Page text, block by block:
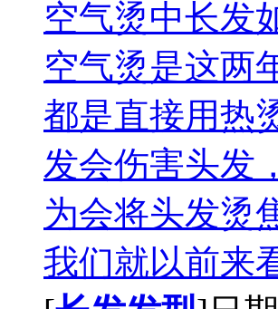
空气烫中长发
空气烫是这两
都是直接用热
发会伤害头发
为会将头发烫
我们就以前来